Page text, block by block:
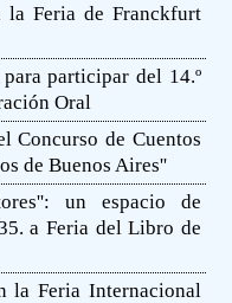
Feria de Franckfurt
participar del 14.º
Oral
Concurso de Cuentos
de Buenos Aires''
un espacio de
a Feria del Libro de
la Feria Internacional